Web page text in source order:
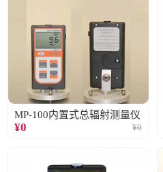
MP-100内置式总辐射测量仪
¥0 ¥0